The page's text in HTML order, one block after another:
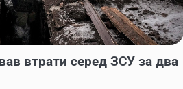
втрати серед ЗСУ за два